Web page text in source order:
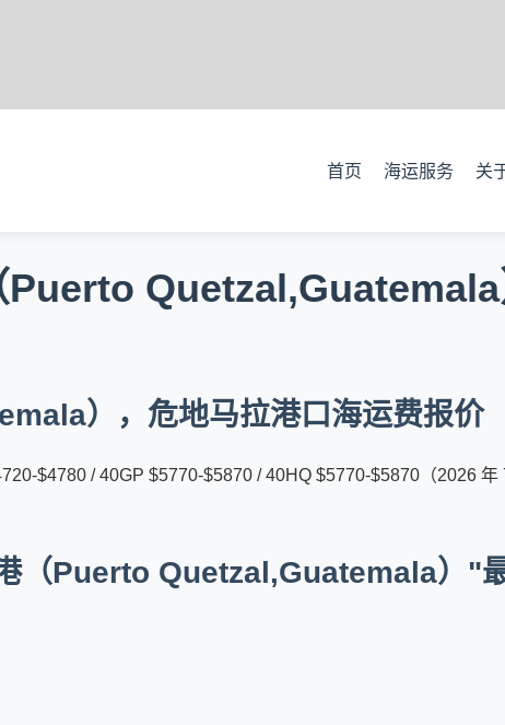
首页 海运服务 关
），危地马拉港口海运费报价
$4780 / 40GP $5770-$5870 / 40HQ $5770-$5870（2026 年
（Puerto Quetzal,Guatemala）"